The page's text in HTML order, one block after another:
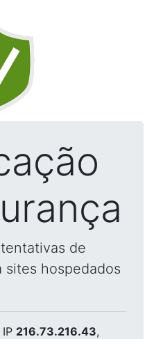
de
sites hospedados
216.73.216.43,